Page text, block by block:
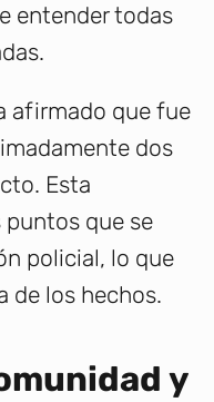
entender todas
afirmado que fue
dos
Esta
puntos que se
policial, lo que
de los hechos.
y